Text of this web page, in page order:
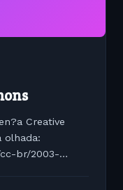
Creative
olhada:
br/2003-